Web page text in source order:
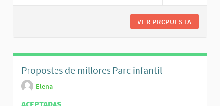
VER PROPUESTA
Propostes de millores Parc infantil
Elena
ACEPTADAS